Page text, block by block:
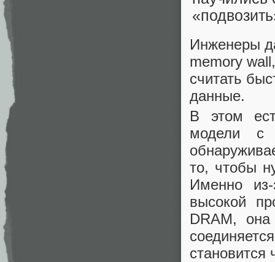
Инженеры
memory
считать
данные.
В этом
модели с
то, чтобы
Именно
высокой
DRAM,